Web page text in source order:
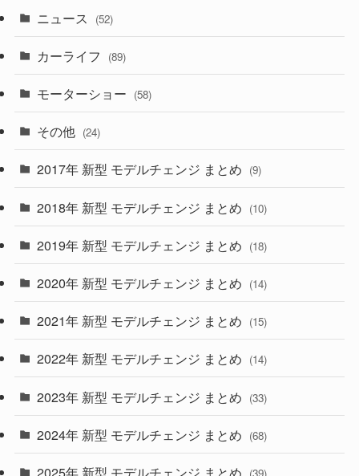
(43)
(6)
(9)
(30)
(27)
(28)
(27)
(26)
(10)
(35)
(10)
(9)
(22)
(4)
(9)
ニュース (52)
カーライフ (89)
モーターショー (58)
その他 (24)
2017年 新型 モデルチェンジ まとめ (9)
2018年 新型 モデルチェンジ まとめ (10)
2019年 新型 モデルチェンジ まとめ (18)
2020年 新型 モデルチェンジ まとめ (14)
2021年 新型 モデルチェンジ まとめ (15)
2022年 新型 モデルチェンジ まとめ (14)
2023年 新型 モデルチェンジ まとめ (33)
2024年 新型 モデルチェンジ まとめ (68)
2025年 新型 モデルチェンジ まとめ